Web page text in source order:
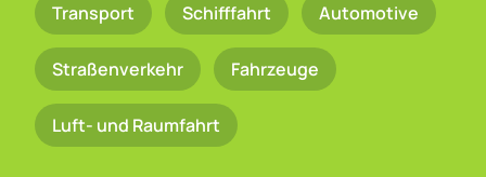
Transport Schifffahrt Automotive
Straßenverkehr Fahrzeuge
Luft- und Raumfahrt